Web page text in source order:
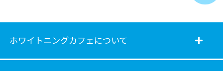
ホワイトニングカフェについて